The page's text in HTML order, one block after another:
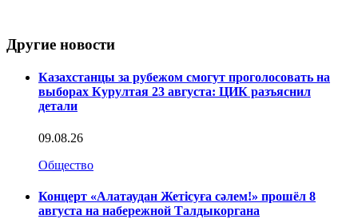
Другие новости
Казахстанцы за рубежом смогут проголосовать на
выборах Курултая 23 августа: ЦИК разъяснил
детали
09.08.26
Общество
Концерт «Алатаудан Жетісуға сәлем!» прошёл 8
августа на набережной Талдыкоргана